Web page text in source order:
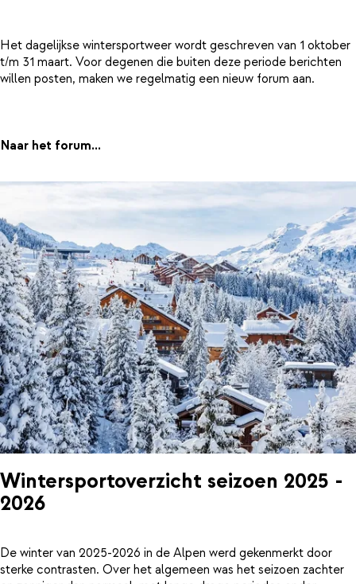
Het dagelijkse wintersportweer wordt geschreven van 1 oktober
t/m 31 maart. Voor degenen die buiten deze periode berichten
willen posten, maken we regelmatig een nieuw forum aan.
Naar het forum...
Wintersportoverzicht seizoen 2025 -
2026
De winter van 2025-2026 in de Alpen werd gekenmerkt door
sterke contrasten. Over het algemeen was het seizoen zachter